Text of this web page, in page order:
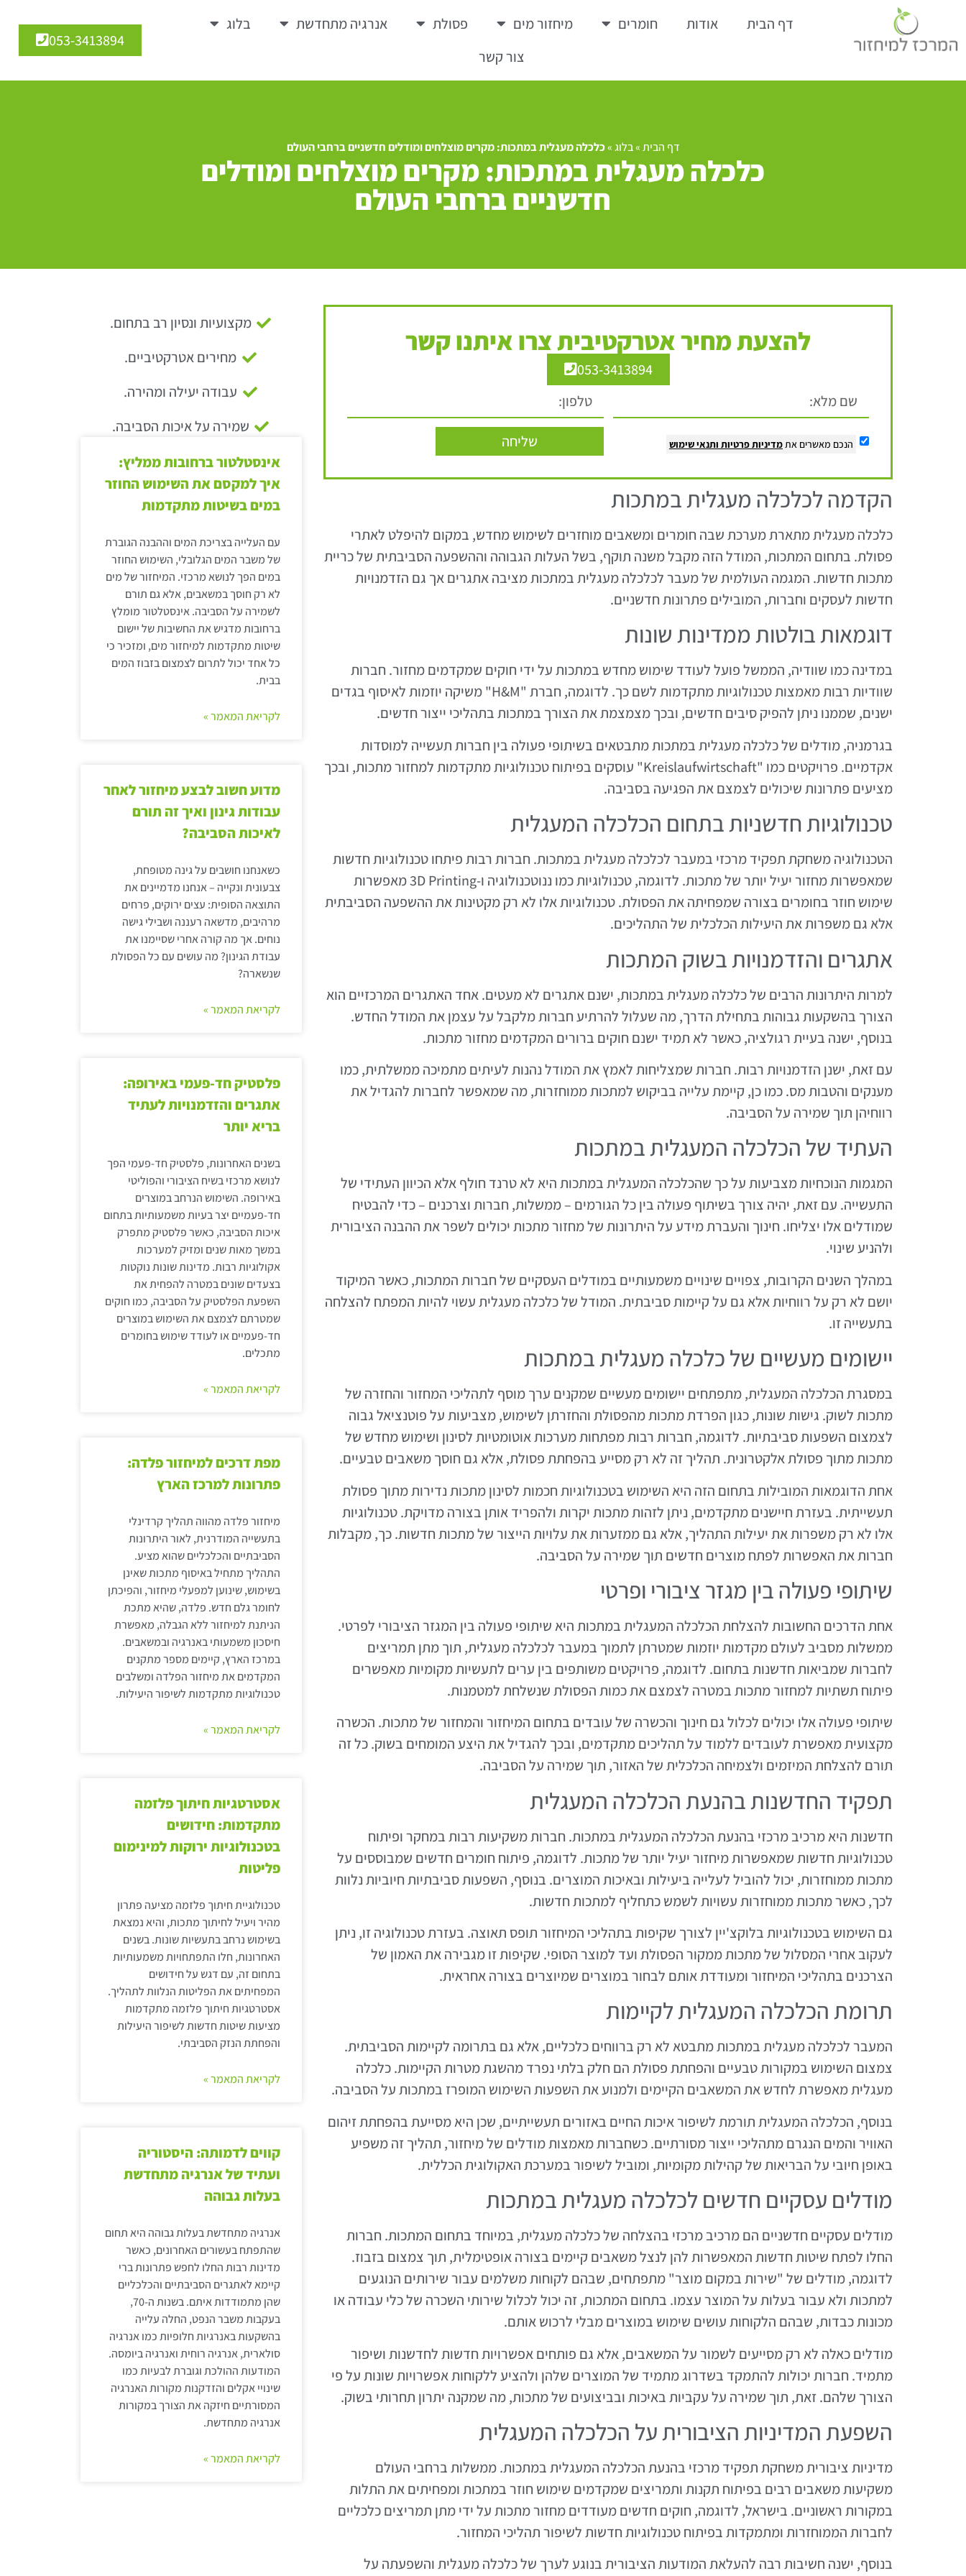
דף הבית אודות חומרים מיחזור מים פסולת אנרגיה מתחדשת
בלוג
צור קשר
053-3413894
דף הבית»בלוג»כלכלה מעגלית במתכות: מקרים מוצלחים ומודלים חדשניים ברחבי העולם
כלכלה מעגלית במתכות: מקרים מוצלחים ומודלים
חדשניים ברחבי העולם
להצעת מחיר אטרקטיבית צרו איתנו קשר
053-3413894
הנכם מאשרים אתמדיניות פרטיות ותנאי שימוש שליחה
הקדמה לכלכלה מעגלית במתכות
כלכלה מעגלית מתארת מערכת שבה חומרים ומשאבים מוחזרים לשימוש מחדש, במקום להיפלט לאתרי
פסולת. בתחום המתכות, המודל הזה מקבל משנה תוקף, בשל העלות הגבוהה וההשפעה הסביבתית של כריית
מתכות חדשות. המגמה העולמית של מעבר לכלכלה מעגלית במתכות מציבה אתגרים אך גם הזדמנויות
חדשות לעסקים וחברות, המובילים פתרונות חדשניים.
דוגמאות בולטות ממדינות שונות
במדינה כמו שוודיה, הממשל פועל לעודד שימוש מחדש במתכות על ידי חוקים שמקדמים מחזור. חברות
שוודיות רבות מאמצות טכנולוגיות מתקדמות לשם כך. לדוגמה, חברת "H&M" משיקה יוזמות לאיסוף בגדים
ישנים, שממנו ניתן להפיק סיבים חדשים, ובכך מצמצמת את הצורך במתכות בתהליכי ייצור חדשים.
בגרמניה, מודלים של כלכלה מעגלית במתכות מתבטאים בשיתופי פעולה בין חברות תעשייה למוסדות
אקדמיים. פרויקטים כמו "Kreislaufwirtschaft" עוסקים בפיתוח טכנולוגיות מתקדמות למחזור מתכות, ובכך
מציעים פתרונות שיכולים לצמצם את הפגיעה בסביבה.
טכנולוגיות חדשניות בתחום הכלכלה המעגלית
הטכנולוגיה משחקת תפקיד מרכזי במעבר לכלכלה מעגלית במתכות. חברות רבות פיתחו טכנולוגיות חדשות
שמאפשרות מחזור יעיל יותר של מתכות. לדוגמה, טכנולוגיות כמו ננוטכנולוגיה ו-3D Printing מאפשרות
שימוש חוזר בחומרים בצורה שמפחיתה את הפסולת. טכנולוגיות אלו לא רק מקטינות את ההשפעה הסביבתית
אלא גם משפרות את היעילות הכלכלית של התהליכים.
אתגרים והזדמנויות בשוק המתכות
למרות היתרונות הרבים של כלכלה מעגלית במתכות, ישנם אתגרים לא מעטים. אחד האתגרים המרכזיים הוא
הצורך בהשקעות גבוהות בתחילת הדרך, מה שעלול להרתיע חברות מלקבל על עצמן את המודל החדש.
בנוסף, ישנה בעיית רגולציה, כאשר לא תמיד ישנם חוקים ברורים המקדמים מחזור מתכות.
עם זאת, ישנן הזדמנויות רבות. חברות שמצליחות לאמץ את המודל נהנות לעיתים מתמיכה ממשלתית, כמו
מענקים והטבות מס. כמו כן, קיימת עלייה בביקוש למתכות ממוחזרות, מה שמאפשר לחברות להגדיל את
רווחיהן תוך שמירה על הסביבה.
העתיד של הכלכלה המעגלית במתכות
המגמות הנוכחיות מצביעות על כך שהכלכלה המעגלית במתכות היא לא טרנד חולף אלא הכיוון העתידי של
התעשייה. עם זאת, יהיה צורך בשיתוף פעולה בין כל הגורמים – ממשלות, חברות וצרכנים – כדי להבטיח
שמודלים אלו יצליחו. חינוך והעברת מידע על היתרונות של מחזור מתכות יכולים לשפר את ההבנה הציבורית
ולהניע שינוי.
במהלך השנים הקרובות, צפויים שינויים משמעותיים במודלים העסקיים של חברות המתכות, כאשר המיקוד
יושם לא רק על רווחיות אלא גם על קיימות סביבתית. המודל של כלכלה מעגלית עשוי להיות המפתח להצלחה
בתעשייה זו.
יישומים מעשיים של כלכלה מעגלית במתכות
במסגרת הכלכלה המעגלית, מתפתחים יישומים מעשיים שמקנים ערך מוסף לתהליכי המחזור והחזרה של
מתכות לשוק. גישות שונות, כגון הפרדת מתכות מהפסולת והחזרתן לשימוש, מצביעות על פוטנציאל גבוה
לצמצום השפעות סביבתיות. לדוגמה, חברות רבות מפתחות מערכות אוטומטיות לסינון ושימוש מחדש של
מתכות מתוך פסולת אלקטרונית. תהליך זה לא רק מסייע בהפחתת פסולת, אלא גם חוסך משאבים טבעיים.
אחת הדוגמאות המובילות בתחום הזה היא השימוש בטכנולוגיות חכמות לסינון מתכות נדירות מתוך פסולת
תעשייתית. בעזרת חיישנים מתקדמים, ניתן לזהות מתכות יקרות ולהפריד אותן בצורה מדויקת. טכנולוגיות
אלו לא רק משפרות את יעילות התהליך, אלא גם ממזערות את עלויות הייצור של מתכות חדשות. כך, מקבלות
חברות את האפשרות לפתח מוצרים חדשים תוך שמירה על הסביבה.
שיתופי פעולה בין מגזר ציבורי ופרטי
אחת הדרכים החשובות להצלחת הכלכלה המעגלית במתכות היא שיתופי פעולה בין המגזר הציבורי לפרטי.
ממשלות מסביב לעולם מקדמות יוזמות שמטרתן לתמוך במעבר לכלכלה מעגלית, תוך מתן תמריצים
לחברות שמביאות חדשנות בתחום. לדוגמה, פרויקטים משותפים בין ערים לתעשיות מקומיות מאפשרים
פיתוח תשתיות למחזור מתכות במטרה לצמצם את כמות הפסולת שנשלחת למטמנות.
שיתופי פעולה אלו יכולים לכלול גם חינוך והכשרה של עובדים בתחום המיחזור והמחזור של מתכות. הכשרה
מקצועית מאפשרת לעובדים ללמוד על תהליכים מתקדמים, ובכך להגדיל את היצע המומחים בשוק. כל זה
תורם להצלחת המיזמים ולצמיחה הכלכלית של האזור, תוך שמירה על הסביבה.
תפקיד החדשנות בהנעת הכלכלה המעגלית
חדשנות היא מרכיב מרכזי בהנעת הכלכלה המעגלית במתכות. חברות משקיעות רבות במחקר ופיתוח
טכנולוגיות חדשות שמאפשרות מיחזור יעיל יותר של מתכות. לדוגמה, פיתוח חומרים חדשים שמבוססים על
מתכות ממוחזרות, יכול להוביל לעלייה ביעילות ובאיכות המוצרים. בנוסף, השפעות סביבתיות חיוביות נלוות
לכך, כאשר מתכות ממוחזרות עשויות לשמש כתחליף למתכות חדשות.
גם השימוש בטכנולוגיות בלוקצ'יין לצורך שקיפות בתהליכי המיחזור תופס תאוצה. בעזרת טכנולוגיה זו, ניתן
לעקוב אחרי המסלול של מתכות ממקור הפסולת ועד למוצר הסופי. שקיפות זו מגבירה את האמון של
הצרכנים בתהליכי המיחזור ומעודדת אותם לבחור במוצרים שמיוצרים בצורה אחראית.
תרומת הכלכלה המעגלית לקיימות
המעבר לכלכלה מעגלית במתכות מתבטא לא רק ברווחים כלכליים, אלא גם בתרומה לקיימות הסביבתית.
צמצום השימוש במקורות טבעיים והפחתת פסולת הם חלק בלתי נפרד מהשגת מטרות הקיימות. כלכלה
מעגלית מאפשרת לחדש את המשאבים הקיימים ולמנוע את השפעות השימוש המופרז במתכות על הסביבה.
בנוסף, הכלכלה המעגלית תורמת לשיפור איכות החיים באזורים תעשייתיים, שכן היא מסייעת בהפחתת זיהום
האוויר והמים הנגרם מתהליכי ייצור מסורתיים. כשחברות מאמצות מודלים של מיחזור, תהליך זה משפיע
באופן חיובי על הבריאות של קהילות מקומיות, ומוביל לשיפור במערכת האקולוגית הכללית.
מודלים עסקיים חדשים לכלכלה מעגלית במתכות
מודלים עסקיים חדשניים הם מרכיב מרכזי בהצלחה של כלכלה מעגלית, במיוחד בתחום המתכות. חברות
החלו לפתח שיטות חדשות המאפשרות להן לנצל משאבים קיימים בצורה אופטימלית, תוך צמצום בזבוז.
לדוגמה, מודלים של "שירות במקום מוצר" מתפתחים, שבהם לקוחות משלמים עבור שירותים הנוגעים
למתכות ולא עבור בעלות על המוצר עצמו. בתחום המתכות, זה יכול לכלול שירותי השכרה של כלי עבודה או
מכונות כבדות, שבהם הלקוחות עושים שימוש במוצרים מבלי לרכוש אותם.
מודלים כאלה לא רק מסייעים לשמור על המשאבים, אלא גם פותחים אפשרויות חדשות לחדשנות ושיפור
מתמיד. חברות יכולות להתמקד בשדרוג מתמיד של המוצרים שלהן ולהציע ללקוחות אפשרויות שונות על פי
הצורך שלהם. זאת, תוך שמירה על עקביות באיכות ובביצועים של מתכות, מה שמקנה יתרון תחרותי בשוק.
השפעת המדיניות הציבורית על הכלכלה המעגלית
מדיניות ציבורית משחקת תפקיד מרכזי בהנעת הכלכלה המעגלית במתכות. ממשלות ברחבי העולם
משקיעות משאבים רבים בפיתוח תקנות ותמריצים שמקדמים שימוש חוזר במתכות ומפחיתים את התלות
במקורות ראשוניים. בישראל, לדוגמה, חוקים חדשים מעודדים מחזור מתכות על ידי מתן תמריצים כלכליים
לחברות הממוחזרות ומתמקדות בפיתוח טכנולוגיות חדשות לשיפור תהליכי המחזור.
בנוסף, ישנה חשיבות רבה להעלאת המודעות הציבורית בנוגע לערך של כלכלה מעגלית והשפעתה על
מקצועיות ונסיון רב בתחום.
מחירים אטרקטיביים.
עבודה יעילה ומהירה.
שמירה על איכות הסביבה.
אינסטלטור ברחובות ממליץ:
איך למקסם את השימוש החוזר
במים בשיטות מתקדמות
עם העלייה בצריכת המים וההבנה הגוברת
של משבר המים הגלובלי, השימוש החוזר
במים הפך לנושא מרכזי. המיחזור של מים
לא רק חוסך במשאבים, אלא גם תורם
לשמירה על הסביבה. אינסטלטור מומלץ
ברחובות מדגיש את החשיבות של יישום
שיטות מתקדמות למיחזור מים, ומזכיר כי
כל אחד יכול לתרום לצמצום בזבוז המים
בבית.
לקריאת המאמר »
מדוע חשוב לבצע מיחזור לאחר
עבודות גינון ואיך זה תורם
לאיכות הסביבה?
כשאנחנו חושבים על גינה מטופחת,
צבעונית ונקייה – אנחנו מדמיינים את
התוצאה הסופית: עצים ירוקים, פרחים
מרהיבים, מדשאה רעננה ושבילי גישה
נוחים. אך מה קורה אחרי שסיימנו את
עבודת הגינון? מה עושים עם כל הפסולת
שנשארה?
לקריאת המאמר »
פלסטיק חד-פעמי באירופה:
אתגרים והזדמנויות לעתיד
בריא יותר
בשנים האחרונות, פלסטיק חד-פעמי הפך
לנושא מרכזי בשיח הציבורי והפוליטי
באירופה. השימוש הנרחב במוצרים
חד-פעמיים יצר בעיות משמעותיות בתחום
איכות הסביבה, כאשר פלסטיק מתפרק
במשך מאות שנים ומזיק למערכות
אקולוגיות רבות. מדינות שונות נוקטות
בצעדים שונים במטרה להפחית את
השפעת הפלסטיק על הסביבה, כמו חוקים
שמטרתם לצמצם את השימוש במוצרים
חד-פעמיים או לעודד שימוש בחומרים
מתכלים.
לקריאת המאמר »
מפת דרכים למיחזור פלדה:
פתרונות למרכז הארץ
מיחזור פלדה מהווה תהליך קרדינלי
בתעשייה המודרנית, לאור היתרונות
הסביבתיים והכלכליים שהוא מציע.
התהליך מתחיל באיסוף מתכות שאינן
בשימוש, שינוען למפעלי מיחזור, והפיכתן
לחומר גלם חדש. פלדה, שהיא מתכת
הניתנת למיחזור ללא הגבלה, מאפשרת
חיסכון משמעותי באנרגיה ובמשאבים.
במרכז הארץ, קיימים מספר מתקנים
המקדמים את מיחזור הפלדה ומשלבים
טכנולוגיות מתקדמות לשיפור היעילות.
לקריאת המאמר »
אסטרטגיות חיתוך פלזמה
מתקדמות: חידושים
בטכנולוגיות ירוקות למינימום
פליטות
טכנולוגיית חיתוך פלזמה מציעה פתרון
מהיר ויעיל לחיתוך מתכות, והיא נמצאת
בשימוש נרחב בתעשיות שונות. בשנים
האחרונות, חלו התפתחויות משמעותיות
בתחום זה, עם דגש על חידושים
המפחיתים את הפליטות הנלוות לתהליך.
אסטרטגיות חיתוך פלזמה מתקדמות
מציעות שיטות חדשות לשיפור היעילות
והפחתת הנזק הסביבתי.
לקריאת המאמר »
קווים לדמותה: היסטוריה
ועתיד של אנרגיה מתחדשת
בעלות גבוהה
אנרגיה מתחדשת בעלות גבוהה היא תחום
שהתפתח בעשורים האחרונים, כאשר
מדינות רבות החלו לחפש פתרונות ברי
קיימא לאתגרים הסביבתיים והכלכליים
שהן מתמודדות איתם. בשנות ה-70,
בעקבות משבר הנפט, החלה עלייה
בהשקעות באנרגיות חלופיות כמו אנרגיה
סולארית, אנרגיה רוחית ואנרגיה ביומסה.
המודעות ההולכת וגוברת לבעיות כמו
שינויי אקלים והזדקנות מקורות האנרגיה
המסורתיים חיזקה את הצורך במקורות
אנרגיה מתחדשת.
לקריאת המאמר »